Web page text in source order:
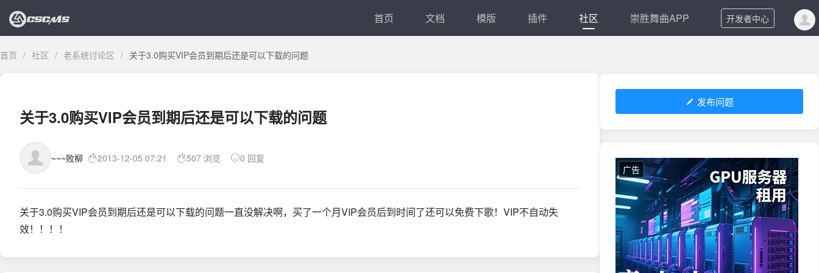
首页 文档 模版 插件 社区 崇胜舞曲APP 开发者中心
首页 / 社区 / 老系统讨论区 / 关于3.0购买VIP会员到期后还是可以下载的问题
关于3.0购买VIP会员到期后还是可以下载的问题
~~~败柳 2013-12-05 07:21 507 浏览 0 回复
关于3.0购买VIP会员到期后还是可以下载的问题一直没解决啊，买了一个月VIP会员后到时间了还可以免费下歌！VIP不自动失
效！！！！
发布问题
广告